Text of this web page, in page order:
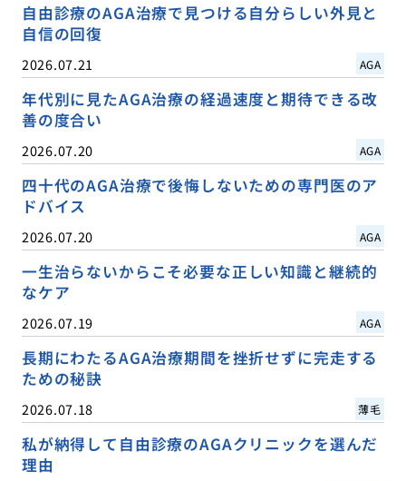
自由診療のAGA治療で見つける自分らしい外見と
自信の回復
2026.07.21 AGA
年代別に見たAGA治療の経過速度と期待できる改
善の度合い
2026.07.20 AGA
四十代のAGA治療で後悔しないための専門医のア
ドバイス
2026.07.20 AGA
一生治らないからこそ必要な正しい知識と継続的
なケア
2026.07.19 AGA
長期にわたるAGA治療期間を挫折せずに完走する
ための秘訣
2026.07.18 薄毛
私が納得して自由診療のAGAクリニックを選んだ
理由